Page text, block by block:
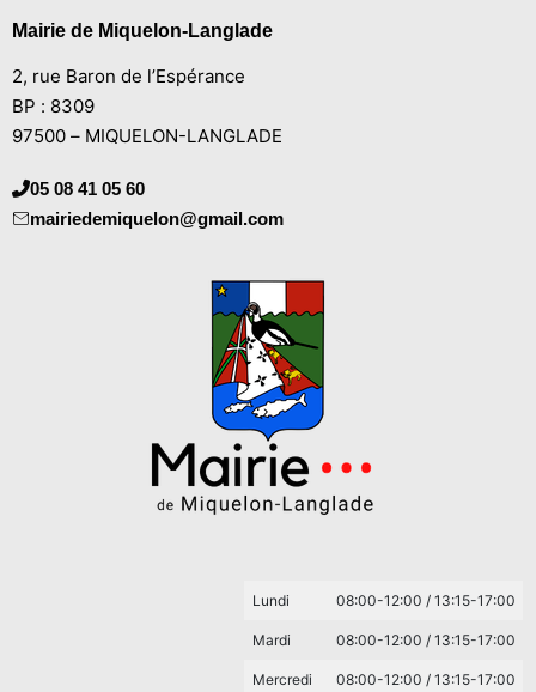
Mairie de Miquelon-Langlade
2, rue Baron de l’Espérance
BP : 8309
97500 – MIQUELON-LANGLADE
05 08 41 05 60
mairiedemiquelon@gmail.com
Lundi 08:00-12:00 / 13:15-17:00
Mardi 08:00-12:00 / 13:15-17:00
Mercredi 08:00-12:00 / 13:15-17:00